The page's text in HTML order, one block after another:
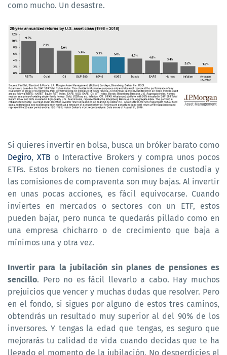
como mucho. Un desastre.
Si quieres invertir en bolsa, busca un bróker barato como
Degiro,XTB o Interactive Brokers y compra unos pocos
ETFs. Estos brokers no tienen comisiones de custodia y
las comisiones de compraventa son muy bajas. Al invertir
en unas pocas acciones, es fácil equivocarse. Cuando
inviertes en mercados o sectores con un ETF, estos
pueden bajar, pero nunca te quedarás pillado como en
una empresa chicharro o de crecimiento que baja a
mínimos una y otra vez.
Invertir para la jubilación sin planes de pensiones es
sencillo. Pero no es fácil llevarlo a cabo. Hay muchos
prejuicios que vencer y muchas dudas que resolver. Pero
en el fondo, si sigues por alguno de estos tres caminos,
obtendrás un resultado muy superior al del 90% de los
inversores. Y tengas la edad que tengas, es seguro que
mejorarás tu calidad de vida cuando decidas que te ha
llegado el momento de la jubilación. No desperdicies el